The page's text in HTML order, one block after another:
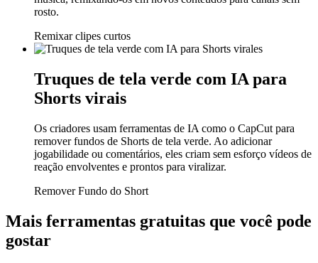
rosto.
Remixar clipes curtos
Truques de tela verde com IA para
Shorts virais
Os criadores usam ferramentas de IA como o CapCut para
remover fundos de Shorts de tela verde. Ao adicionar
jogabilidade ou comentários, eles criam sem esforço vídeos de
reação envolventes e prontos para viralizar.
Remover Fundo do Short
Mais ferramentas gratuitas que você pode
gostar